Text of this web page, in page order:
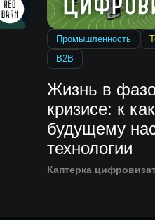
Промышленность
B2B
Жизнь в
кризисе: к
будущему
технологии
Каптерка